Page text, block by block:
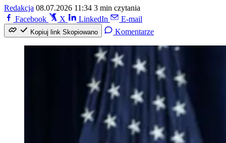
Redakcja 08.07.2026 11:34 3 min czytania
Facebook
X LinkedIn E-mail
Kopiuj link Skopiowano Komentarze